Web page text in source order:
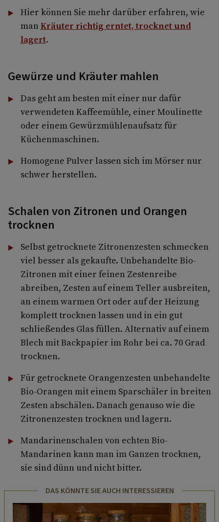
Hier können Sie mehr darüber erfahren, wie
man Kräuter richtig erntet, trocknet und
lagert.
Gewürze und Kräuter mahlen
Das geht am besten mit einer nur da­für
verwendeten Kaffeemühle, einer Moulinette
oder einem Gewürzmüh­lenaufsatz für
Küchenmaschinen.
Homogene Pulver lassen sich im Mörser nur
schwer herstellen.
Schalen von Zitronen und Orangen
trocknen
Selbst getrocknete Zitronenzesten schmecken
viel besser als gekaufte. Unbehandelte Bio­-
Zitronen mit einer feinen Zestenreibe
abreiben, Zesten auf einem Teller ausbreiten,
an einem warmen Ort oder auf der Heizung
komplett trocknen lassen und in ein gut
schließendes Glas füllen. Alternativ auf einem
Blech mit Backpapier im Rohr bei ca. 70 Grad
trocknen.
Für getrocknete Orangenzesten un­behandelte
Bio-Orangen mit einem Sparschäler in breiten
Zesten abschä­len. Danach genauso wie die
Zitronen­zesten trocknen und lagern.
Mandarinenschalen von echten Bio­-
Mandarinen kann man im Ganzen trocknen,
sie sind dünn und nicht bitter.
DAS KÖNNTE SIE AUCH INTERESSIEREN